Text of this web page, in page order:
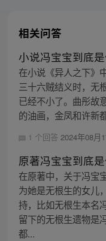
相关问答
小说冯宝宝到底
在小说《异人之下》
三十六贼结义时，无
已经不小了。曲彤故
的油画，金凤和许新
1 个回答 2024年08月
原著冯宝宝到底
在原著中，关于冯宝
为她是无根生的女儿
持，比如无根生本名
留下的无根生遗物是
都...